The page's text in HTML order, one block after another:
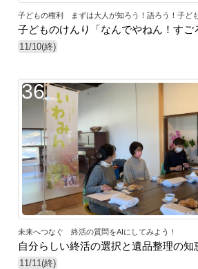
子どもの権利 まずは大人が知ろう！語ろう！子ど
子どものけんり「なんでやねん！すご
11/10(終)
36
未来へつなぐ 終活の質問をAIにしてみよう！
自分らしい終活の選択と遺品整理の知
11/11(終)